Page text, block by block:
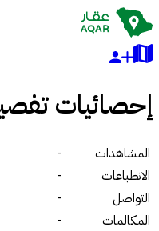
إحصائيات
المشاهدات
-
الانطباعات
-
التواصل
-
المكالمات
-